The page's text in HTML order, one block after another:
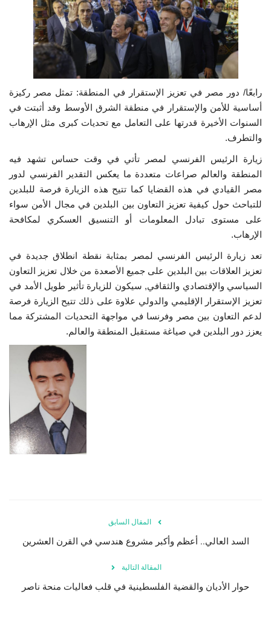
رابعًا/ دور مصر في تعزيز الإستقرار في المنطقة: تمثل مصر ركيزة
أساسية للأمن والإستقرار في منطقة الشرق الأوسط وقد أثبتت في
السنوات الأخيرة قدرتها على التعامل مع تحديات كبرى مثل الإرهاب
والتطرف.
زيارة الرئيس الفرنسي لمصر تأتي في وقت حساس تشهد فيه
المنطقة والعالم صراعات متعددة ما يعكس التقدير الفرنسي لدور
مصر القيادي في هذه القضايا كما تتيح هذه الزيارة فرصة للبلدين
للتباحث حول كيفية تعزيز التعاون بين البلدين في مجال الأمن سواء
على مستوى تبادل المعلومات أو التنسيق العسكري لمكافحة
الإرهاب.
تعد زيارة الرئيس الفرنسي لمصر بمثابة نقطة انطلاق جديدة في
تعزيز العلاقات بين البلدين على جميع الأصعدة من خلال تعزيز التعاون
السياسي والإقتصادي والثقافي, سيكون للزيارة تأثير طويل الأمد في
تعزيز الإستقرار الإقليمي والدولي علاوة على ذلك تتيح الزيارة فرصة
لدعم التعاون بين مصر وفرنسا في مواجهة التحديات المشتركة مما
يعزز دور البلدين في صياغة مستقبل المنطقة والعالم.
المقال السابق
السد العالي.. أعظم وأكبر مشروع هندسي في القرن العشرين
المقالة التالية
حوار الأديان والقضية الفلسطينية في قلب فعاليات منحة ناصر